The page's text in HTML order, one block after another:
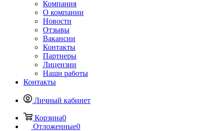
Компания
О компании
Новости
Отзывы
Вакансии
Контакты
Партнеры
Лицензии
Наши работы
Контакты
Личный кабинет
Корзина0
Отложенные0